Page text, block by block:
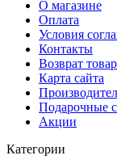
О магазине
Оплата
Условия
Контакты
Возврат
Карта сайта
Подарочные
Акции
Категории